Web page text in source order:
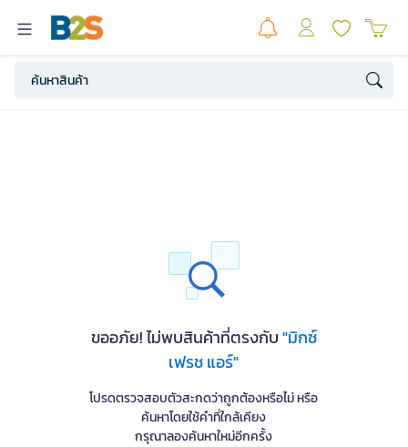
ขออภัย! ไม่พบสินค้าที่ตรงกับ"มิกซ์
เฟรช แอร์"
โปรดตรวจสอบตัวสะกดว่าถูกต้องหรือไม่ หรือ
ค้นหาโดยใช้คำที่ใกล้เคียง
กรุณาลองค้นหาใหม่อีกครั้ง